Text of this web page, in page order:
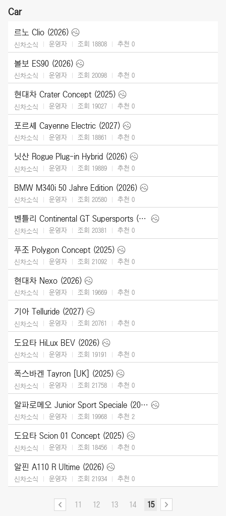
Car
르노 Clio (2026)
신차소식 운영자 조회 18808 추천 0
볼보 ES90 (2026)
신차소식 운영자 조회 20098 추천 0
현대차 Crater Concept (2025)
신차소식 운영자 조회 19027 추천 0
포르셰 Cayenne Electric (2027)
신차소식 운영자 조회 18861 추천 0
닛산 Rogue Plug-in Hybrid (2026)
신차소식 운영자 조회 19889 추천 0
BMW M340i 50 Jahre Edition (2026)
신차소식 운영자 조회 20580 추천 0
벤틀리 Continental GT Supersports (2027)
신차소식 운영자 조회 20381 추천 0
푸조 Polygon Concept (2025)
신차소식 운영자 조회 21092 추천 0
현대차 Nexo (2026)
신차소식 운영자 조회 19669 추천 0
기아 Telluride (2027)
신차소식 운영자 조회 20761 추천 0
도요타 HiLux BEV (2026)
신차소식 운영자 조회 19191 추천 0
폭스바겐 Tayron [UK] (2025)
신차소식 운영자 조회 21758 추천 0
알파로메오 Junior Sport Speciale (2026)
신차소식 운영자 조회 19968 추천 2
도요타 Scion 01 Concept (2025)
신차소식 운영자 조회 18456 추천 0
알핀 A110 R Ultime (2026)
신차소식 운영자 조회 21934 추천 0
11 12 13 14 15